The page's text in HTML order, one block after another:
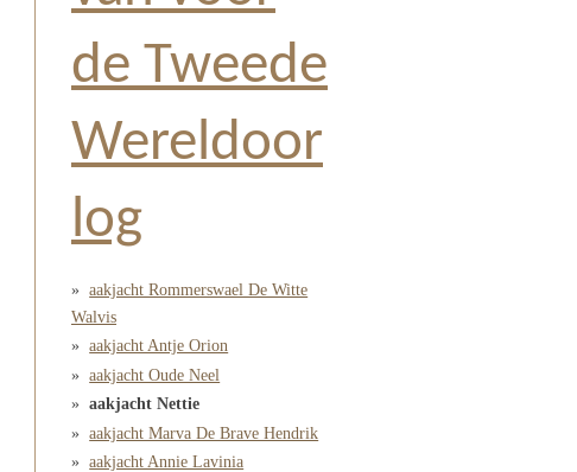
de Tweede
Wereldoor
log
aakjacht Rommerswael De Witte
Walvis
aakjacht Antje Orion
aakjacht Oude Neel
aakjacht Nettie
aakjacht Marva De Brave Hendrik
aakjacht Annie Lavinia